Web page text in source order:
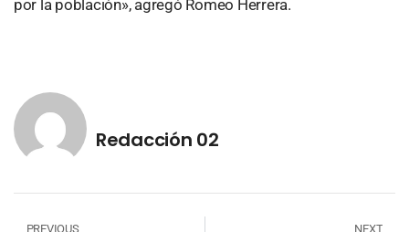
por la población», agregó Romeo Herrera.
Redacción 02
PREVIOUS NEXT